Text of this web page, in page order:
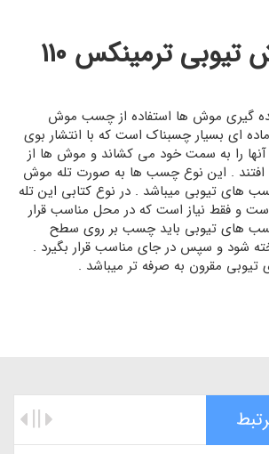
چسب موش تیوبی ترمینکس 110
گیری موش ها استفاده از چسب موش
ای بسیار چسبناک است که با انتشار بوی
را به سمت خود می کشاند و موش ها از
افتند . این نوع چسب ها به صورت تله موش
های تیوبی میباشد . در نوع کتابی این تله
و فقط نیاز است که در محل مناسب قرار
های تیوبی باید چسب بر روی سطح
شود و سپس در جای مناسب قرار بگیرد .
مقرون به صرفه تر میباشد .